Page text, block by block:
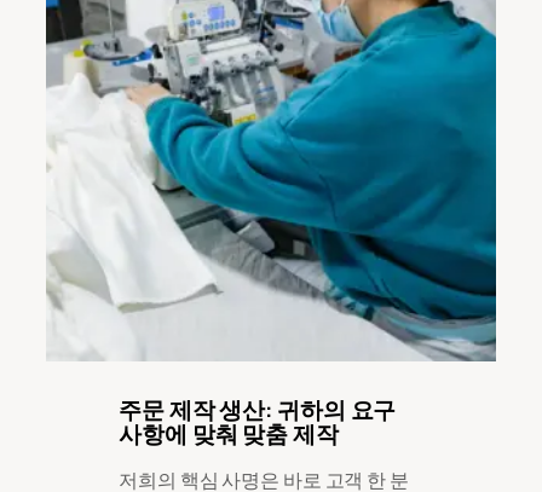
주문 제작 생산: 귀하의 요구
사항에 맞춰 맞춤 제작
저희의 핵심 사명은 바로 고객 한 분